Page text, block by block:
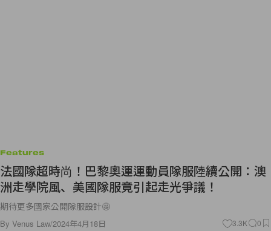
Features
法國隊超時尚！巴黎奧運運動員隊服陸續公開：澳
洲走學院風、美國隊服竟引起走光爭議！
期待更多國家公開隊服設計🤩
By Venus Law/2024年4月18日 3.3K 0